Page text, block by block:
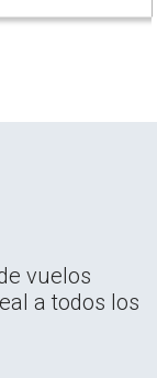
vuelos
a todos los